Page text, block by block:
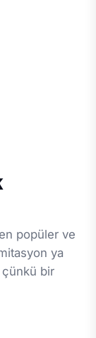
popüler ve
ya
çünkü bir